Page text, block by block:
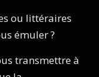
ou littéraires
émuler ?
transmettre à